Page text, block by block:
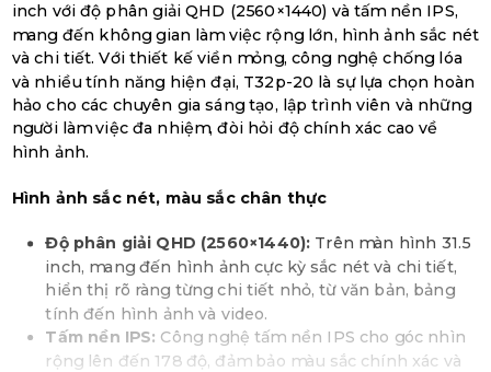
inch với độ phân giải QHD (2560×1440) và tấm nền IPS,
mang đến không gian làm việc rộng lớn, hình ảnh sắc nét
và chi tiết. Với thiết kế viền mỏng, công nghệ chống lóa
và nhiều tính năng hiện đại, T32p-20 là sự lựa chọn hoàn
hảo cho các chuyên gia sáng tạo, lập trình viên và những
người làm việc đa nhiệm, đòi hỏi độ chính xác cao về
hình ảnh.
Hình ảnh sắc nét, màu sắc chân thực
Độ phân giải QHD (2560×1440): Trên màn hình 31.5
inch, mang đến hình ảnh cực kỳ sắc nét và chi tiết,
hiển thị rõ ràng từng chi tiết nhỏ, từ văn bản, bảng
tính đến hình ảnh và video.
Tấm nền IPS: Công nghệ tấm nền IPS cho góc nhìn
rộng lên đến 178 độ, đảm bảo màu sắc chính xác và